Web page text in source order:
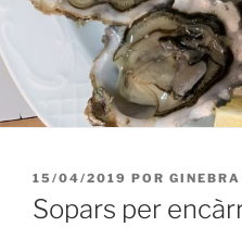
PUBLICADO
EL
15/04/2019 POR GINEBRA
Sopars per